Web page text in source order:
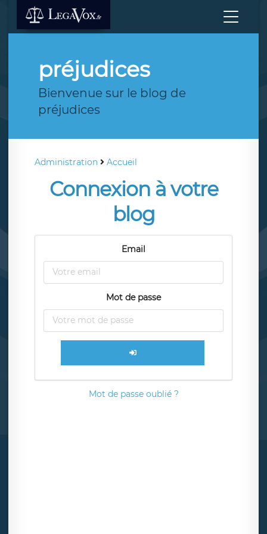
préjudices
Bienvenue sur le blog de
préjudices
Administration Accueil
Connexion à votre
blog
Email
Mot de passe
Mot de passe oublié ?